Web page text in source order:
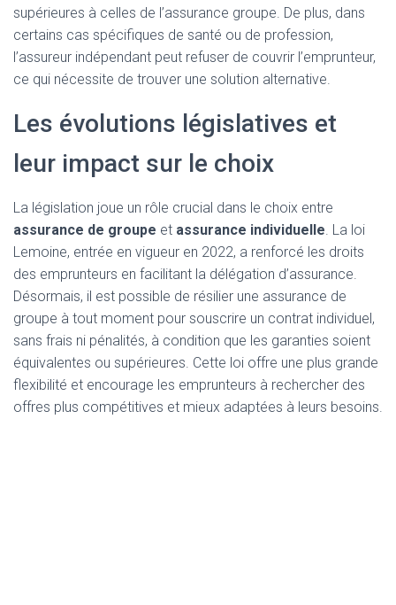
supérieures à celles de l’assurance groupe. De plus, dans
certains cas spécifiques de santé ou de profession,
l’assureur indépendant peut refuser de couvrir l’emprunteur,
ce qui nécessite de trouver une solution alternative.
Les évolutions législatives et
leur impact sur le choix
La législation joue un rôle crucial dans le choix entre
assurance de groupe et assurance individuelle. La loi
Lemoine, entrée en vigueur en 2022, a renforcé les droits
des emprunteurs en facilitant la délégation d’assurance.
Désormais, il est possible de résilier une assurance de
groupe à tout moment pour souscrire un contrat individuel,
sans frais ni pénalités, à condition que les garanties soient
équivalentes ou supérieures. Cette loi offre une plus grande
flexibilité et encourage les emprunteurs à rechercher des
offres plus compétitives et mieux adaptées à leurs besoins.